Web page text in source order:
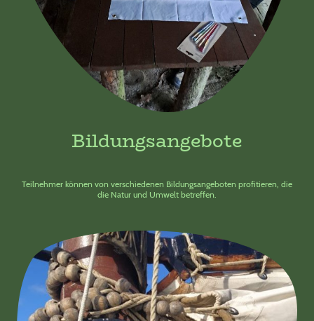
Bildungsangebote
Teilnehmer können von verschiedenen Bildungsangeboten profitieren, die
die Natur und Umwelt betreffen.